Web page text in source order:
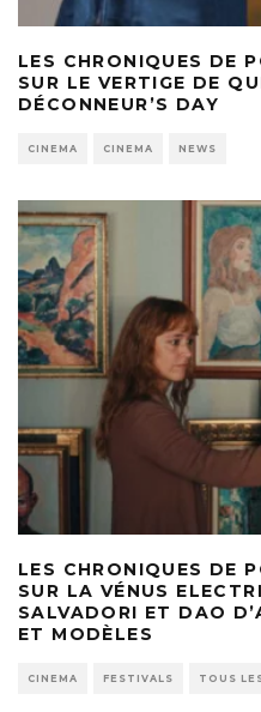
LES CHRONIQUES DE
SUR LE VERTIGE DE
DÉCONNEUR’S DAY
CINEMA CINEMA NEWS
LES CHRONIQUES DE
SUR LA VÉNUS
SALVADORI ET DAO
ET MODÈLES
CINEMA FESTIVALS TOUS